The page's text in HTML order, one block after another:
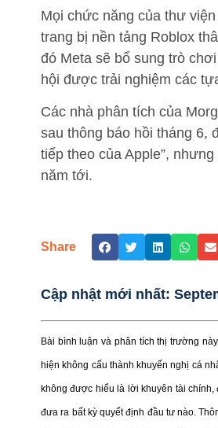
Mọi chức năng của thư
trang bị nền tảng Roblox
đó Meta sẽ bổ sung trò
hội được trải nghiệm các
Các nhà phân tích của
sau thông báo hồi tháng 6,
tiếp theo của Apple”,
năm tới.
Share
Cập nhật mới nhất:
Bài bình luận và phân tích thị trường
hiện không cấu thành khuyến nghị cá
không được hiểu là lời khuyên tài
đưa ra bất kỳ quyết định đầu tư nào.